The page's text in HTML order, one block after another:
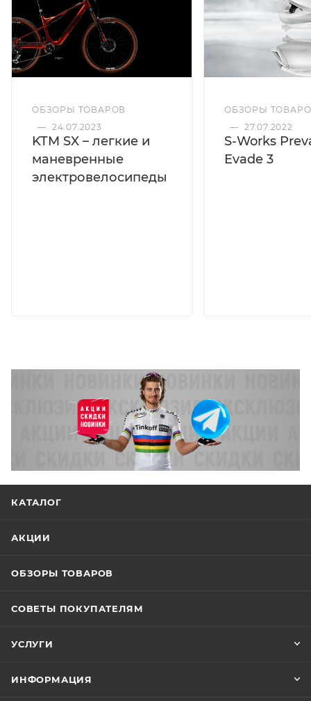
ОБЗОРЫ ТОВАРОВ
— 24.07.2023
KTM SX – легкие и
маневренные
электровелосипеды
ОБЗОРЫ
— 27.07.2022
S-Works
Evade 3
КАТАЛОГ
АКЦИИ
ОБЗОРЫ ТОВАРОВ
СОВЕТЫ ПОКУПАТЕЛЯМ
УСЛУГИ
ИНФОРМАЦИЯ